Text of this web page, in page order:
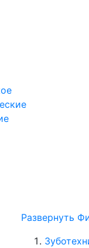
Развернуть